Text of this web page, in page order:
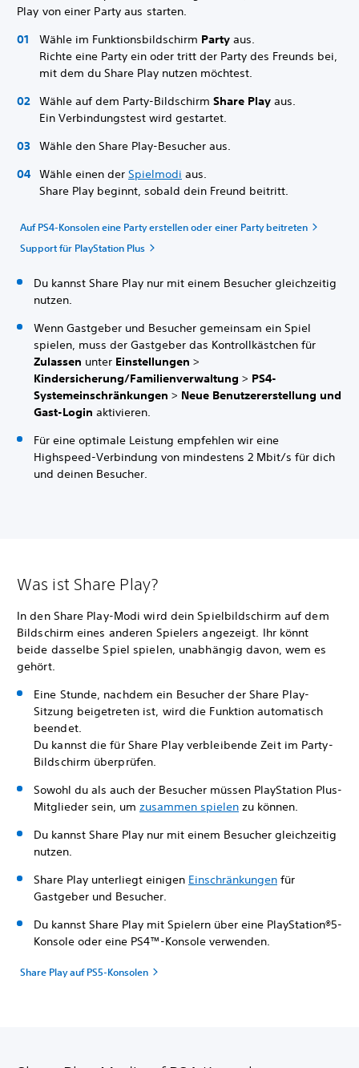
Play von einer Party aus starten.
Wähle im Funktionsbildschirm Party aus.
Richte eine Party ein oder tritt der Party des Freunds bei,
mit dem du Share Play nutzen möchtest.
Wähle auf dem Party-Bildschirm Share Play aus.
Ein Verbindungstest wird gestartet.
Wähle den Share Play-Besucher aus.
Wähle einen der Spielmodi aus.
Share Play beginnt, sobald dein Freund beitritt.
Auf PS4-Konsolen eine Party erstellen oder einer Party beitreten
Support für PlayStation Plus
Du kannst Share Play nur mit einem Besucher gleichzeitig
nutzen.
Wenn Gastgeber und Besucher gemeinsam ein Spiel
spielen, muss der Gastgeber das Kontrollkästchen für
Zulassen unter Einstellungen >
Kindersicherung/Familienverwaltung > PS4-
Systemeinschränkungen > Neue Benutzererstellung und
Gast-Login aktivieren.
Für eine optimale Leistung empfehlen wir eine
Highspeed-Verbindung von mindestens 2 Mbit/s für dich
und deinen Besucher.
Was ist Share Play?
In den Share Play-Modi wird dein Spielbildschirm auf dem
Bildschirm eines anderen Spielers angezeigt. Ihr könnt
beide dasselbe Spiel spielen, unabhängig davon, wem es
gehört.
Eine Stunde, nachdem ein Besucher der Share Play-
Sitzung beigetreten ist, wird die Funktion automatisch
beendet.
Du kannst die für Share Play verbleibende Zeit im Party-
Bildschirm überprüfen.
Sowohl du als auch der Besucher müssen PlayStation Plus-
Mitglieder sein, um zusammen spielen zu können.
Du kannst Share Play nur mit einem Besucher gleichzeitig
nutzen.
Share Play unterliegt einigen Einschränkungen für
Gastgeber und Besucher.
Du kannst Share Play mit Spielern über eine PlayStation®5-
Konsole oder eine PS4™-Konsole verwenden.
Share Play auf PS5-Konsolen